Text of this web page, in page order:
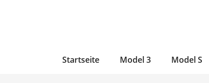
Startseite Model 3 Model S